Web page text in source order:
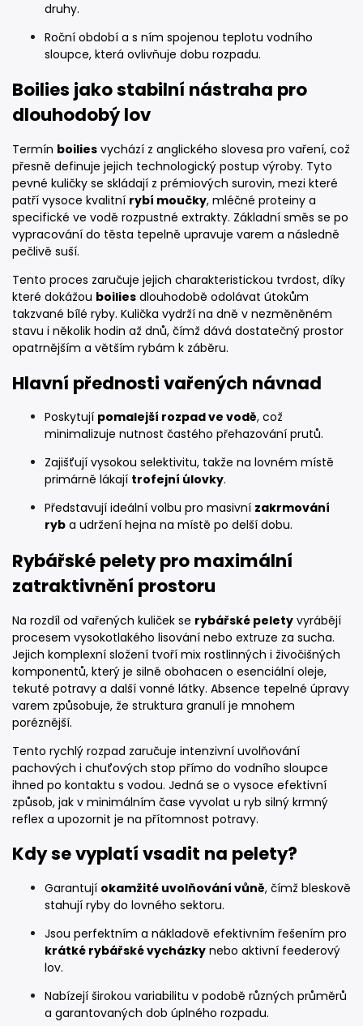
druhy.
Roční období a s ním spojenou teplotu vodního
sloupce, která ovlivňuje dobu rozpadu.
Boilies jako stabilní nástraha pro
dlouhodobý lov
Termín boilies vychází z anglického slovesa pro vaření, což
přesně definuje jejich technologický postup výroby. Tyto
pevné kuličky se skládají z prémiových surovin, mezi které
patří vysoce kvalitní rybí moučky, mléčné proteiny a
specifické ve vodě rozpustné extrakty. Základní směs se po
vypracování do těsta tepelně upravuje varem a následně
pečlivě suší.
Tento proces zaručuje jejich charakteristickou tvrdost, díky
které dokážou boilies dlouhodobě odolávat útokům
takzvané bílé ryby. Kulička vydrží na dně v nezměněném
stavu i několik hodin až dnů, čímž dává dostatečný prostor
opatrnějším a větším rybám k záběru.
Hlavní přednosti vařených návnad
Poskytují pomalejší rozpad ve vodě, což
minimalizuje nutnost častého přehazování prutů.
Zajišťují vysokou selektivitu, takže na lovném místě
primárně lákají trofejní úlovky.
Představují ideální volbu pro masivní zakrmování
ryb a udržení hejna na místě po delší dobu.
Rybářské pelety pro maximální
zatraktivnění prostoru
Na rozdíl od vařených kuliček se rybářské pelety vyrábějí
procesem vysokotlakého lisování nebo extruze za sucha.
Jejich komplexní složení tvoří mix rostlinných i živočišných
komponentů, který je silně obohacen o esenciální oleje,
tekuté potravy a další vonné látky. Absence tepelné úpravy
varem způsobuje, že struktura granulí je mnohem
poréznější.
Tento rychlý rozpad zaručuje intenzivní uvolňování
pachových i chuťových stop přímo do vodního sloupce
ihned po kontaktu s vodou. Jedná se o vysoce efektivní
způsob, jak v minimálním čase vyvolat u ryb silný krmný
reflex a upozornit je na přítomnost potravy.
Kdy se vyplatí vsadit na pelety?
Garantují okamžité uvolňování vůně, čímž bleskově
stahují ryby do lovného sektoru.
Jsou perfektním a nákladově efektivním řešením pro
krátké rybářské vycházky nebo aktivní feederový
lov.
Nabízejí širokou variabilitu v podobě různých průměrů
a garantovaných dob úplného rozpadu.